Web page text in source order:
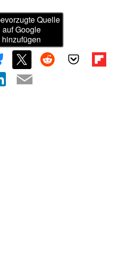
Quelle
auf Google
hinzufügen